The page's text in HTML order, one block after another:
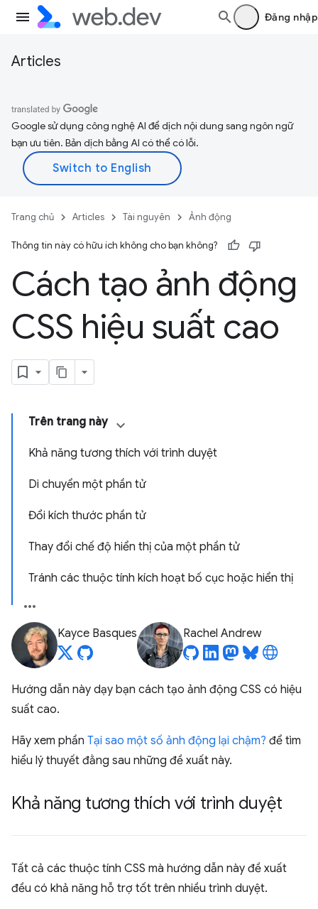
Đăng nhập
Articles
Google sử dụng công nghệ AI để dịch nội dung sang ngôn ngữ
bạn ưu tiên. Bản dịch bằng AI có thể có lỗi.
Trang chủ Articles Tài nguyên Ảnh động
Thông tin này có hữu ích không cho bạn không?
Cách tạo ảnh động
CSS hiệu suất cao
Trên trang này
Khả năng tương thích với trình duyệt
Di chuyển một phần tử
Đổi kích thước phần tử
Thay đổi chế độ hiển thị của một phần tử
Tránh các thuộc tính kích hoạt bố cục hoặc hiển thị
Kayce Basques Rachel Andrew
Hướng dẫn này dạy bạn cách tạo ảnh động CSS có hiệu
suất cao.
Hãy xem phần Tại sao một số ảnh động lại chậm? để tìm
hiểu lý thuyết đằng sau những đề xuất này.
Khả năng tương thích với trình duyệt
Tất cả các thuộc tính CSS mà hướng dẫn này đề xuất
đều có khả năng hỗ trợ tốt trên nhiều trình duyệt.